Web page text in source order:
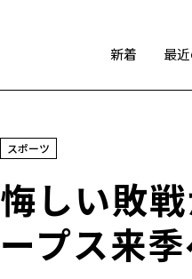
新着 最
スポーツ
WRC TOYOTA
スポーツ
悔しい敗
ープス来